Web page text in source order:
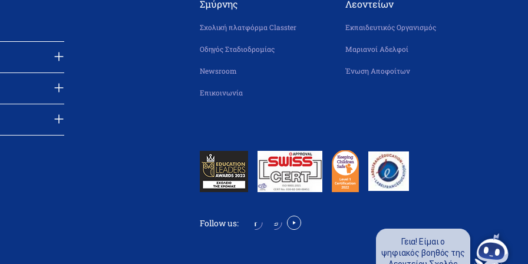
Σμύρνης
Σχολική πλατφόρμα Classter
Οδηγός Σταδιοδρομίας
Newsroom
Επικοινωνία
Λεοντείων
Εκπαιδευτικός Οργανισμός
Μαριανοί Αδελφοί
Ένωση Αποφοίτων
Follow us:
Γεια! Είμαι ο
ψηφιακός βοηθός της